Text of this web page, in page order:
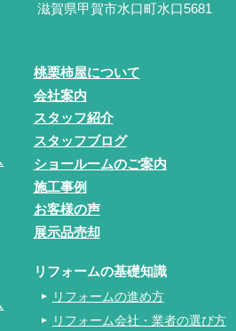
滋賀県甲賀市水口町水口5681
桃栗柿屋について
会社案内
スタッフ紹介
スタッフブログ
ショールームのご案内
施工事例
お客様の声
展示品売却
リフォームの基礎知識
リフォームの進め方
リフォーム会社・業者の選び方